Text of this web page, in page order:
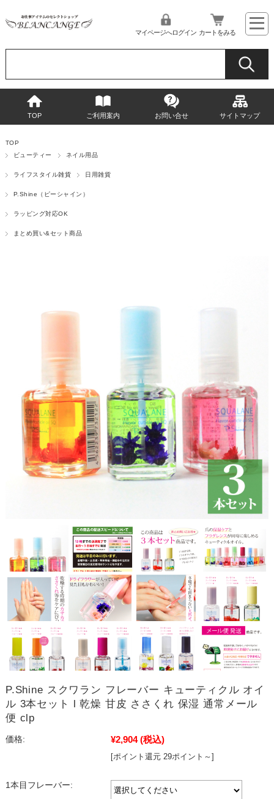
マイページへログイン カートをみる
TOP ご利用案内 お問い合せ サイトマップ
TOP
ビューティー
ネイル用品
ライフスタイル雑貨 日用雑貨
P.Shine（ピーシャイン）
ラッピング対応OK
まとめ買い&セット商品
P.Shine スクワラン フレーバー キューティクル オイ
ル 3本セット l 乾燥 甘皮 ささくれ 保湿 通常メール
便 clp
価格: ¥2,904 (税込)
[ポイント還元 29ポイント～]
1本目フレーバー: